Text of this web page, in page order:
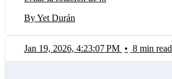
By Yet Durán
Jan 19, 2026, 4:23:07 PM • 8 min read